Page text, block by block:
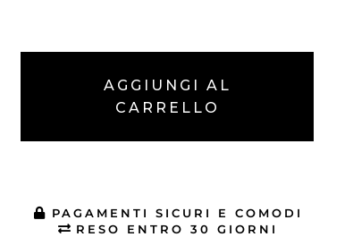
AGGIUNGI AL
CARRELLO
PAGAMENTI SICURI E COMODI
RESO ENTRO 30 GIORNI